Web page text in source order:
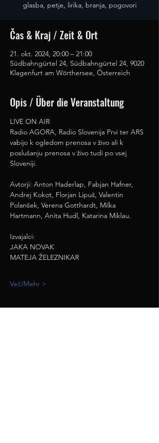
glasba, petje, lirika, branja, pogovori
Čas & Kraj / Zeit & Ort
21. okt. 2024, 20:00 – 21:00
Südbahngürtel 24, Südbahngürtel 24, 9020
Klagenfurt am Wörthersee, Österreich
Opis / Über die Veranstaltung
LIVE ON AIR
Radio AGORA, Radio Slovenija Prvi ter ARS
vabijo k ogledom prenosa v živo ali k
poslušanju prenosa v živo tudi po vsej
Sloveniji.
Avtorji: Anton Haderlap, Fabjan Hafner,
Andrej Kokot, Florjan Lipuš, Valentin
Polanšek, Verena Gotthardt, Milka
Hartmann, Anita Hudl, Katarina Miklau.
Izvajalci:
JAKA NOVAK
MATEJA ŽELEZNIKAR
Več/Mehr >